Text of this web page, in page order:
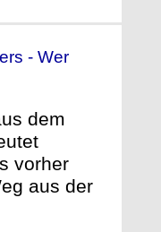
- Wer
dem
vorher
aus der